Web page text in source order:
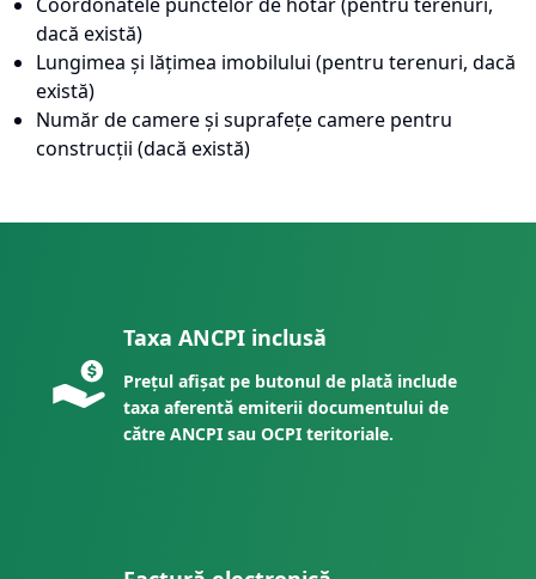
dacă există)
Lungimea și lățimea imobilului (pentru terenuri, dacă
există)
Număr de camere și suprafețe camere pentru
construcții (dacă există)
Taxa ANCPI inclusă
Prețul afișat pe butonul de plată include
taxa aferentă emiterii documentului de
către ANCPI sau OCPI teritoriale.